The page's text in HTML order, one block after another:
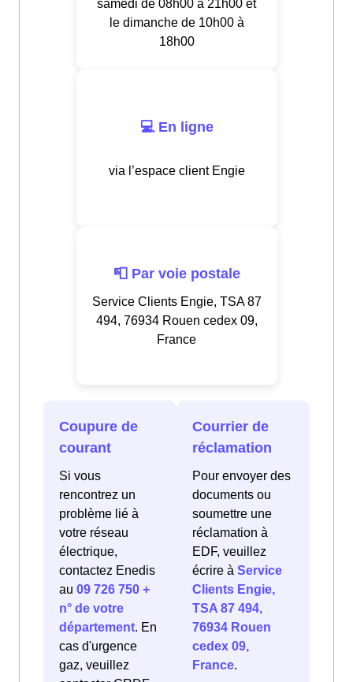
samedi de 08h00 à 21h00 et
le dimanche de 10h00 à
18h00
💻 En ligne
via l’espace client Engie
📮 Par voie postale
Service Clients Engie, TSA 87
494, 76934 Rouen cedex 09,
France
Coupure de
courant
Si vous
rencontrez un
problème lié à
votre réseau
électrique,
contactez Enedis
au 09 726 750 +
n° de votre
département. En
cas d'urgence
gaz, veuillez
Courrier de
réclamation
Pour envoyer des
documents ou
soumettre une
réclamation à
EDF, veuillez
écrire à Service
Clients Engie,
TSA 87 494,
76934 Rouen
cedex 09,
France.